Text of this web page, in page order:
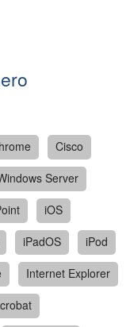
Cisco
Server
iOS
iPadOS
iPod
Internet Explorer